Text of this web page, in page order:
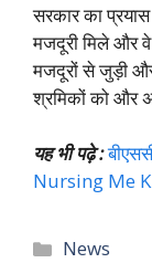
सरकार का
मजदूरी मिले और
मजदूरों से जुड़ी
श्रमिकों को और
यह भी पढ़े :
Nursing Me
Categories
News